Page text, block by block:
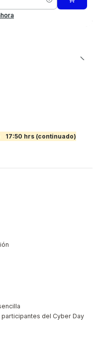
17:50 hrs (continuado)
del Cyber Day